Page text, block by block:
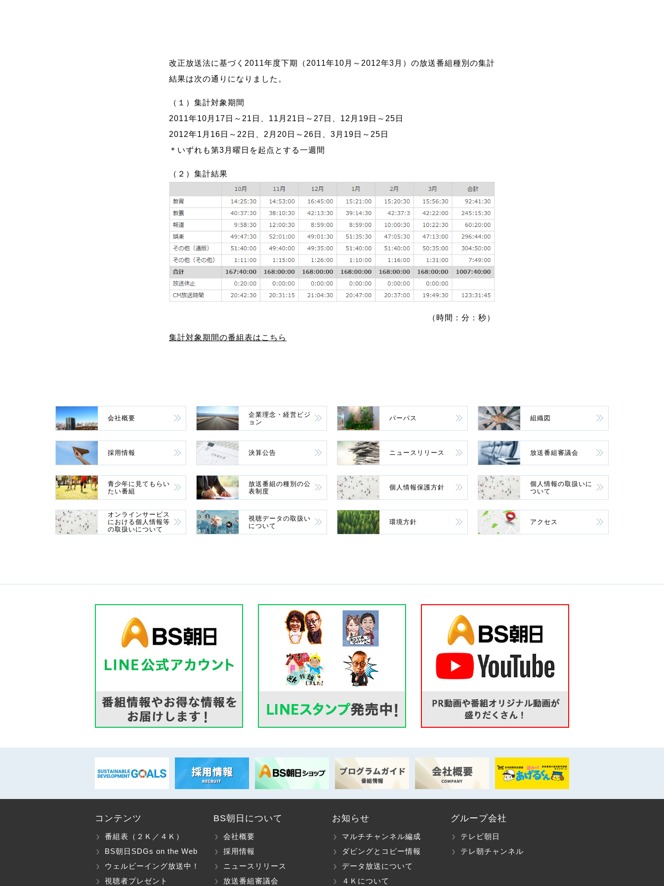
改正放送法に基づく2011年度下期（2011年10月～2012年3月）の放送番組種別の集計
結果は次の通りになりました。
（１）集計対象期間
2011年10月17日～21日、11月21日～27日、12月19日～25日
2012年1月16日～22日、2月20日～26日、3月19日～25日
＊いずれも第3月曜日を起点とする一週間
（２）集計結果
（時間：分：秒）
集計対象期間の番組表はこちら
会社概要
企業理念・経営ビジ
ョン
パーパス 組織図
採用情報 決算公告 ニュースリリース 放送番組審議会
青少年に見てもらい
たい番組
放送番組の種別の公
表制度
個人情報保護方針
個人情報の取扱いに
ついて
オンラインサービス
における個人情報等
の取扱いについて
視聴データの取扱い
について
環境方針 アクセス
コンテンツ
番組表（２Ｋ／４Ｋ）
BS朝日SDGs on the Web
ウェルビーイング放送中！
視聴者プレゼント
BS朝日について
会社概要
採用情報
ニュースリリース
放送番組審議会
お知らせ
マルチチャンネル編成
ダビングとコピー情報
データ放送について
４Ｋについて
グループ会社
テレビ朝日
テレ朝チャンネル